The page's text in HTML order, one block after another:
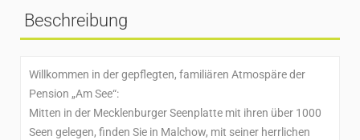
Beschreibung
Willkommen in der gepflegten, familiären Atmospäre der
Pension „Am See“:
Mitten in der Mecklenburger Seenplatte mit ihren über 1000
Seen gelegen, finden Sie in Malchow, mit seiner herrlichen